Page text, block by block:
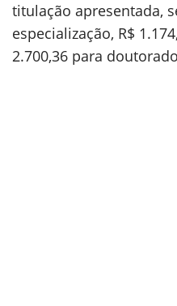
titulação apresentada,
especialização, R$
2.700,36 para